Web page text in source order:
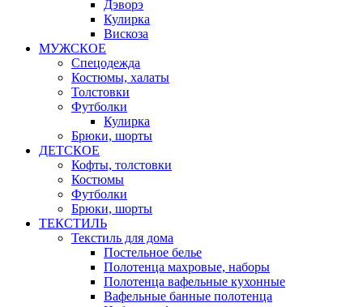
Дэворэ
Кулирка
Вискоза
МУЖСКОЕ
Спецодежда
Костюмы, халаты
Толстовки
Футболки
Кулирка
Брюки, шорты
ДЕТСКОЕ
Кофты, толстовки
Костюмы
Футболки
Брюки, шорты
ТЕКСТИЛЬ
Текстиль для дома
Постельное белье
Полотенца махровые, наборы
Полотенца вафельные кухонные
Вафельные банные полотенца